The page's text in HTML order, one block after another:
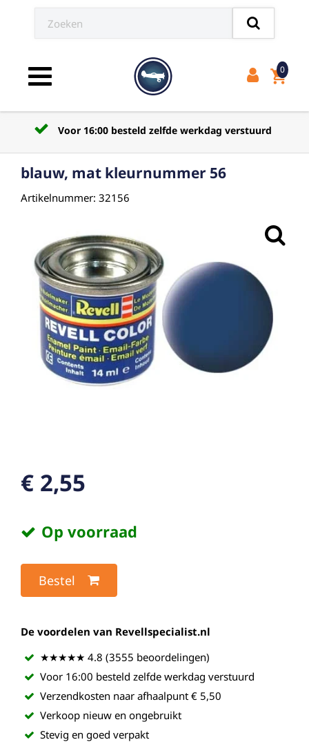
Toggle navigation shopping_cart
0
Voor 16:00 besteld zelfde werkdag verstuurd
blauw, mat kleurnummer 56
Artikelnummer: 32156
€ 2,55
Op voorraad
Bestel
De voordelen van Revellspecialist.nl
★★★★★ 4.8 (3555 beoordelingen)
Voor 16:00 besteld zelfde werkdag verstuurd
Verzendkosten naar afhaalpunt € 5,50
Verkoop nieuw en ongebruikt
Stevig en goed verpakt